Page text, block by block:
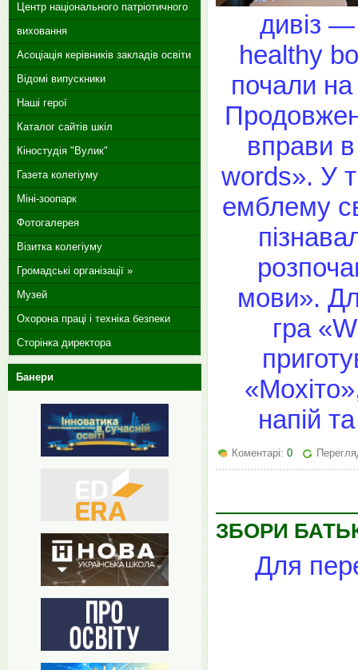
дивіз —
healthy
почали на
вправи
words». У
емблему
мови».
гра
напій
Коментарі: 0
ЗБОРИ
Для
Центр національного патріотичного
виховання
Асоціація керівників закладів освіти
Відомі випускники
Наші герої
Каталог сайтів шкіл
Кіностудія "Вулик"
Газета колегіуму
Міні-зоопарк
Фотогалерея
Візитка колегіуму
Громадські організації »
Музей
Охорона праці і техніка безпеки
Сторінка директора
Банери